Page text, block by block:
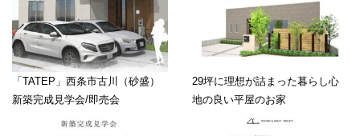
「TATEP」西条市古川（砂盛）
新築完成見学会/即売会
29坪に理想が詰まった暮らし心
地の良い平屋のお家